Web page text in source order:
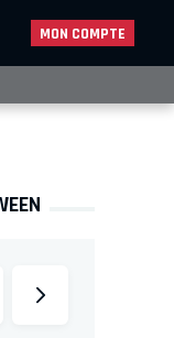
MON COMPTE